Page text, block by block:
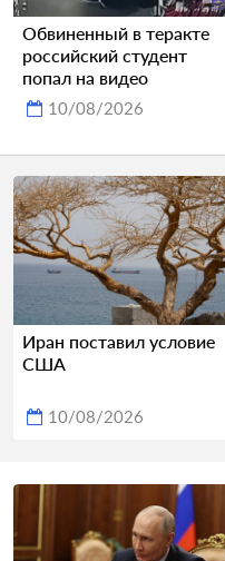
Обвиненный в теракте
российский студент
попал на видео
10/08/2026
Иран поставил условие
США
10/08/2026